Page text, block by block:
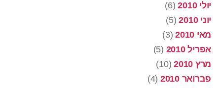
יולי 2010
(6)
יוני 2010
(5)
מאי 2010
(3)
אפריל 2010
(5)
מרץ 2010
(10)
פברואר 2010
(4)